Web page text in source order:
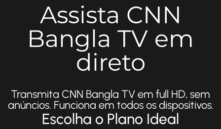
Assista CNN
Bangla TV em
direto
Transmita CNN Bangla TV em full HD, sem
anúncios. Funciona em todos os dispositivos.
Escolha o Plano Ideal